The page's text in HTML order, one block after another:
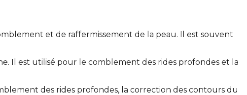
et de raffermissement de la peau. Il est souvent
Il est utilisé pour le comblement des rides profondes et la
des rides profondes, la correction des contours du